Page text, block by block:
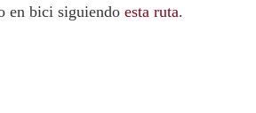
en bici siguiendo esta ruta.